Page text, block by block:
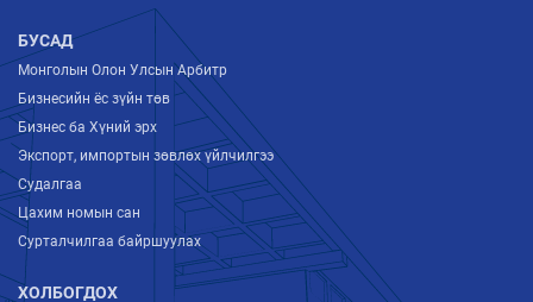
БУСАД
Монголын Олон Улсын Арбитр
Бизнесийн ёс зүйн төв
Бизнес ба Хүний эрх
Экспорт, импортын зөвлөх үйлчилгээ
Судалгаа
Цахим номын сан
Сурталчилгаа байршуулах
ХОЛБОГДОХ